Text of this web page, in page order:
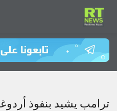
ترامب يشيد بنفوذ